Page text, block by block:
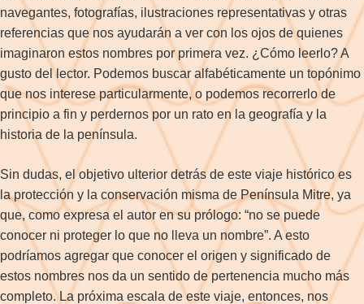
navegantes, fotografías, ilustraciones representativas y otras
referencias que nos ayudarán a ver con los ojos de quienes
imaginaron estos nombres por primera vez. ¿Cómo leerlo? A
gusto del lector. Podemos buscar alfabéticamente un topónimo
que nos interese particularmente, o podemos recorrerlo de
principio a fin y perdernos por un rato en la geografía y la
historia de la península.
Sin dudas, el objetivo ulterior detrás de este viaje histórico es
la protección y la conservación misma de Península Mitre, ya
que, como expresa el autor en su prólogo: “no se puede
conocer ni proteger lo que no lleva un nombre”. A esto
podríamos agregar que conocer el origen y significado de
estos nombres nos da un sentido de pertenencia mucho más
completo. La próxima escala de este viaje, entonces, nos